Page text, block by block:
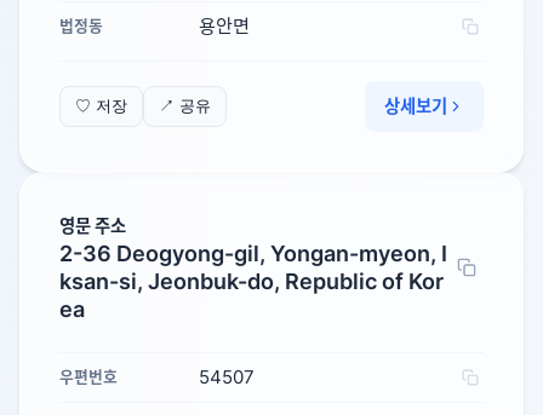
법정동 용안면
♡ 저장 ↗ 공유 상세보기
영문 주소
2-36 Deogyong-gil, Yongan-myeon, I
ksan-si, Jeonbuk-do, Republic of Kor
ea
우편번호 54507